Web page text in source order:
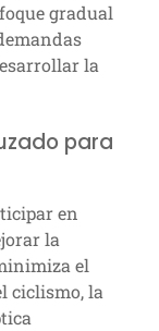
gradual
la
para
en
la
el
ciclismo, la